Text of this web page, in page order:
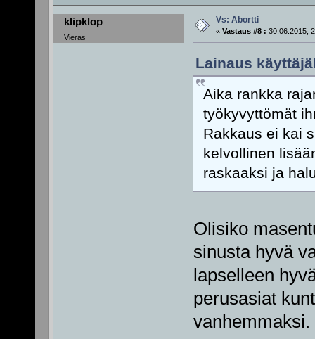
klipklop
Vieras
Vs: Abortti
« Vastaus #8 : 30.06.2015,
Lainaus
Aika rankka
työkyvyttömät
Rakkaus ei kai
kelvollinen
raskaaksi ja
Olisiko
sinusta hyvä
lapselleen
perusasiat
vanhemmaksi.